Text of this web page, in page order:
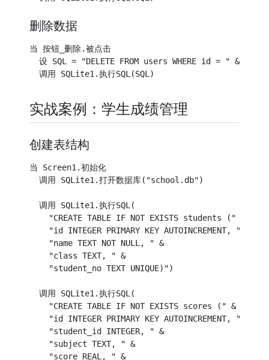
删除数据
当 按钮_删除.被点击
设 SQL = "DELETE FROM users WHERE id = " & 选中
实战案例：学生成绩管理
创建表结构
当 Screen1.初始化
  调用 SQLite1.打开数据库("school.db")
  调用 SQLite1.执行SQL(
    "CREATE TABLE IF NOT EXISTS students (" &
    "id INTEGER PRIMARY KEY AUTOINCREMENT, " &
    "name TEXT NOT NULL, " &
    "class TEXT, " &
    "student_no TEXT UNIQUE)")
  调用 SQLite1.执行SQL(
    "CREATE TABLE IF NOT EXISTS scores (" &
    "id INTEGER PRIMARY KEY AUTOINCREMENT, " &
    "student_id INTEGER, " &
    "subject TEXT, " &
    "score REAL, " &